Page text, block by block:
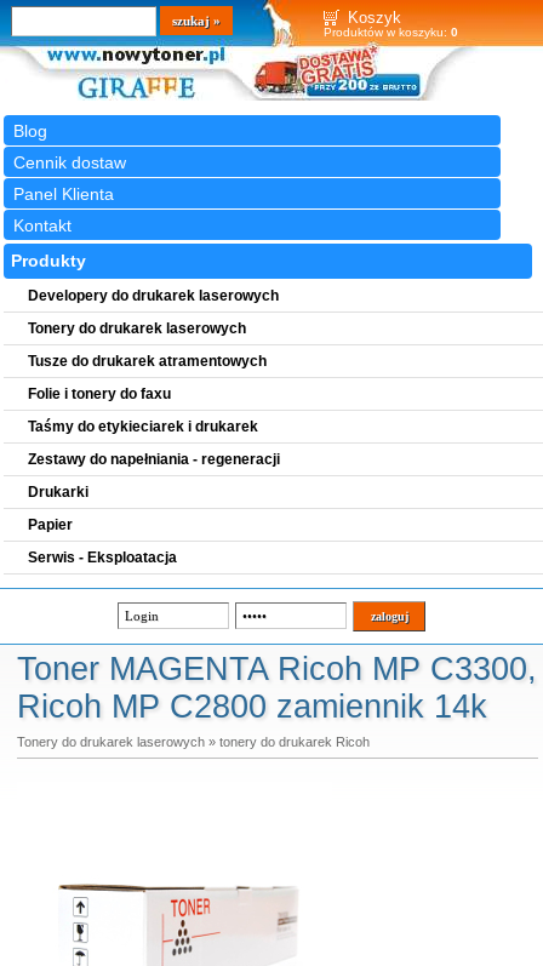
Koszyk
Produktów w koszyku: 0
Blog
Cennik dostaw
Panel Klienta
Kontakt
Wyszukiwarka
szukaj
Produkty
Developery do drukarek laserowych
Tonery do drukarek laserowych
Tusze do drukarek atramentowych
Folie i tonery do faxu
Taśmy do etykieciarek i drukarek
Zestawy do napełniania - regeneracji
Drukarki
Papier
Serwis - Eksploatacja
Toner MAGENTA Ricoh MP C3300,
Ricoh MP C2800 zamiennik 14k
Tonery do drukarek laserowych» tonery do drukarek Ricoh